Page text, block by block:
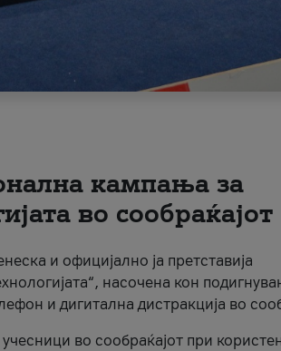
кампања за
во сообраќајот
и официјално ја претставија
насочена кон
и дигитална дистракција во
во сообраќајот при